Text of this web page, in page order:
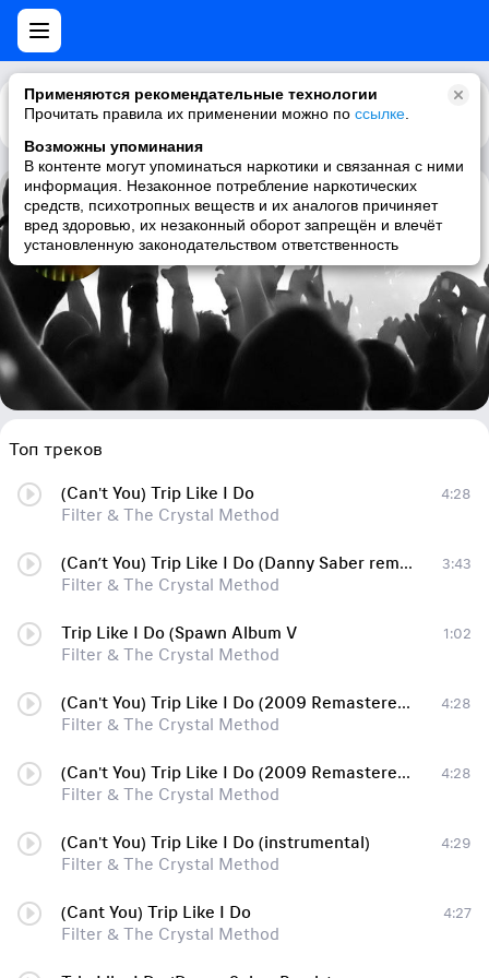
Применяются рекомендательные технологии
Прочитать правила их применении можно по ссылке
Возможны упоминания
В контенте могут упоминаться наркотики и связанная с ними
информация. Незаконное потребление наркотических
средств, психотропных веществ и их аналогов причиняет
вред здоровью, их незаконный оборот запрещён и влечёт
установленную законодательством ответственность
Каталог Рекомендации
Filter & The Crystal Method
Топ треков
(Can't You) Trip Like I Do
Filter & The Crystal Method
4:28
(Can’t You) Trip Like I Do (Danny Saber remix)
Filter & The Crystal Method
3:43
Trip Like I Do (Spawn Album V
Filter & The Crystal Method
1:02
(Can't You) Trip Like I Do (2009 Remastered Version) (2009 Remastered Version)
Filter & The Crystal Method
4:28
(Can't You) Trip Like I Do (2009 Remastered Version) (2009 Remastered Version)
Filter & The Crystal Method
4:28
(Can't You) Trip Like I Do (instrumental)
Filter & The Crystal Method
4:29
(Cant You) Trip Like I Do
Filter & The Crystal Method
4:27